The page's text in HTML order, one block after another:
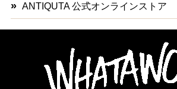
ANTIQUTA 公式オンラインストア